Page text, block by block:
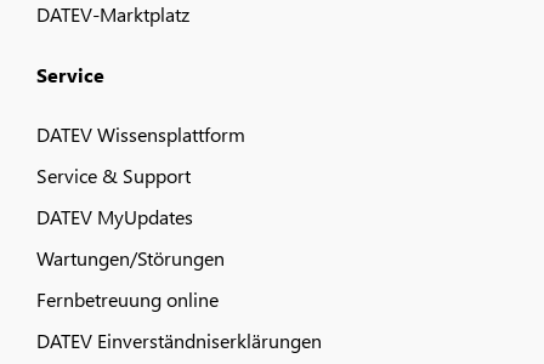
DATEV-Marktplatz
Service
DATEV Wissensplattform
Service & Support
DATEV MyUpdates
Wartungen/Störungen
Fernbetreuung online
DATEV Einverständniserklärungen